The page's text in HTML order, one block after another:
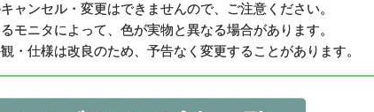
ャンセル・変更はできませんので、ご注意ください。
モニタによって、色が実物と異なる場合があります。
・仕様は改良のため、予告なく変更することがあります。